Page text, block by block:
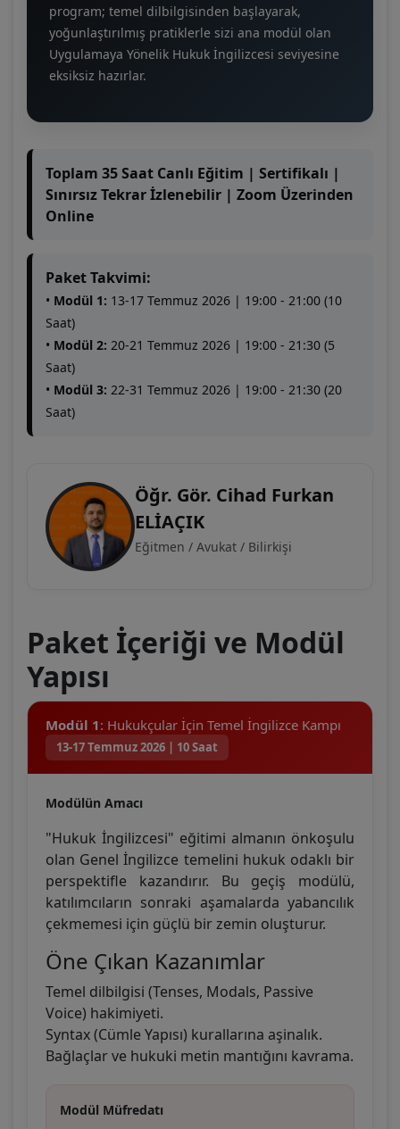
program; temel dilbilgisinden başlayarak,
yoğunlaştırılmış pratiklerle sizi ana modül olan
Uygulamaya Yönelik Hukuk İngilizcesi seviyesine
eksiksiz hazırlar.
Toplam 35 Saat Canlı Eğitim | Sertifikalı |
Sınırsız Tekrar İzlenebilir | Zoom Üzerinden
Online
Paket Takvimi:
• Modül 1: 13-17 Temmuz 2026 | 19:00 - 21:00 (10
Saat)
• Modül 2: 20-21 Temmuz 2026 | 19:00 - 21:30 (5
Saat)
• Modül 3: 22-31 Temmuz 2026 | 19:00 - 21:30 (20
Saat)
Öğr. Gör. Cihad Furkan
ELİAÇIK
Eğitmen / Avukat / Bilirkişi
Paket İçeriği ve Modül
Yapısı
Modül 1: Hukukçular İçin Temel İngilizce Kampı
13-17 Temmuz 2026 | 10 Saat
Modülün Amacı
"Hukuk İngilizcesi" eğitimi almanın önkoşulu
olan Genel İngilizce temelini hukuk odaklı bir
perspektifle kazandırır. Bu geçiş modülü,
katılımcıların sonraki aşamalarda yabancılık
çekmemesi için güçlü bir zemin oluşturur.
Öne Çıkan Kazanımlar
Temel dilbilgisi (Tenses, Modals, Passive
Voice) hakimiyeti.
Syntax (Cümle Yapısı) kurallarına aşinalık.
Bağlaçlar ve hukuki metin mantığını kavrama.
Modül Müfredatı